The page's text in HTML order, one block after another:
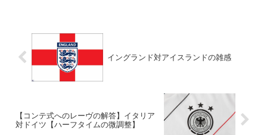
イングランド対アイスランドの雑感
【コンテ式へのレーヴの解答】イタリア
対ドイツ【ハーフタイムの微調整】